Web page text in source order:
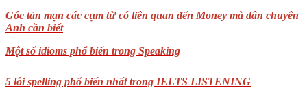
Góc tản mạn các cụm từ có liên quan đến Money mà dân chuyên
Anh cần biết
Một số idioms phổ biến trong Speaking
5 lỗi spelling phổ biến nhất trong IELTS LISTENING